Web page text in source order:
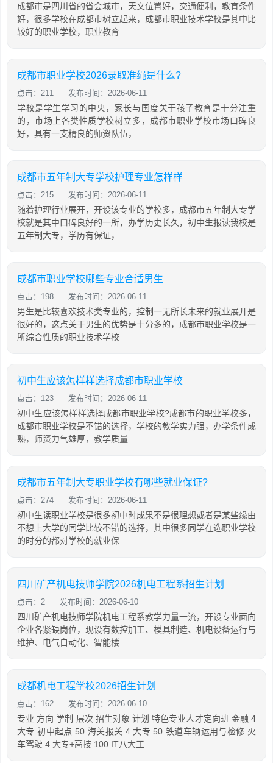
成都市是四川省的省会城市，天文位置好，交通便利，教育条件
好，很多学校在成都市树立起来，成都市职业技术学校是其中比
较好的职业学校，职业教育
成都市职业学校2026录取准绳是什么?
点击：211 发布时间：2026-06-11
学校是学生学习的中央，家长与国度关于孩子教育是十分注重
的，市场上各类性质学校树立多，成都市职业学校市场口碑良
好，具有一支精良的师资队伍，
成都市五年制大专学校护理专业怎样样
点击：215 发布时间：2026-06-11
随着护理行业展开，开设该专业的学校多，成都市五年制大专学
校就是其中口碑良好的一所，办学历史长久，初中生报读我校是
五年制大专，学历有保证，
成都市职业学校哪些专业合适男生
点击：198 发布时间：2026-06-11
男生是比较喜欢技术类专业的，控制一无所长未来的就业展开是
很好的，这点关于男生的优势是十分多的，成都市职业学校是一
所综合性质的职业技术学校
初中生应该怎样样选择成都市职业学校
点击：123 发布时间：2026-06-11
初中生应该怎样样选择成都市职业学校?成都市的职业学校多，
成都市职业学校是不错的选择，学校的教学实力强，办学条件成
熟，师资力气雄厚，教学质量
成都市五年制大专职业学校有哪些就业保证?
点击：274 发布时间：2026-06-11
初中生读职业学校是很多初中时成果不是很理想或者是某些缘由
不想上大学的同学比较不错的选择，其中很多同学在选职业学校
的时分的都对学校的就业保
四川矿产机电技师学院2026机电工程系招生计划
点击：2 发布时间：2026-06-10
四川矿产机电技师学院机电工程系教学力量一流，开设专业面向
企业各紧缺岗位，现设有数控加工、模具制造、机电设备运行与
维护、电气自动化、智能楼
成都机电工程学校2026招生计划
点击：162 发布时间：2026-06-10
专业 方向 学制 层次 招生对象 计划 特色专业人才定向班 金融 4
大专 初中起点 50 海关报关 4 大专 50 铁道车辆运用与检修 火
车驾驶 4 大专+高技 100 IT八大工